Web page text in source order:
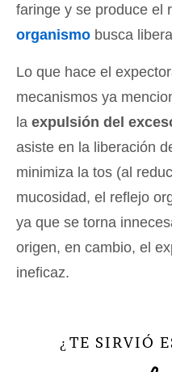
faringe y se produce el
organismo busca
Lo que hace el
mecanismos ya
la expulsión del
asiste en la liberación
minimiza la tos (al
mucosidad, el reflejo
ya que se torna
origen, en cambio, el
ineficaz.
¿ TE SIRVIÓ